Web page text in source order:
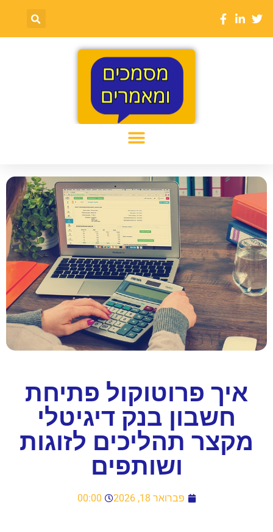
איך פרוטוקול פתיחת
חשבון בנק דיגיטלי
מקצר תהליכים לזוגות
ושותפים
פברואר 18, 2026 00:00